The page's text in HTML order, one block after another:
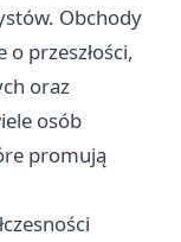
Obchody
przeszłości,
oraz
osób
promują